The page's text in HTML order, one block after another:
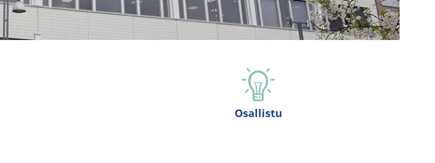
Osallistu